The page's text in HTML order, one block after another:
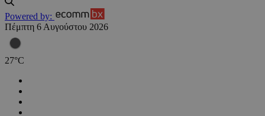
Powered by:
Πέμπτη 6 Αυγούστου 2026
27°C